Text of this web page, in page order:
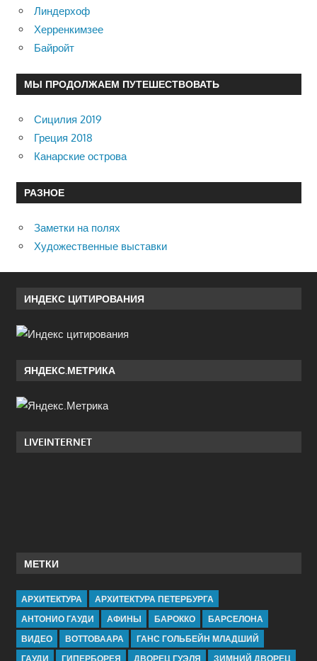
Линдерхоф
Херренкимзее
Байройт
МЫ ПРОДОЛЖАЕМ ПУТЕШЕСТВОВАТЬ
Сицилия 2019
Греция 2018
Канарские острова
РАЗНОЕ
Заметки на полях
Художественные выставки
ИНДЕКС ЦИТИРОВАНИЯ
ЯНДЕКС.МЕТРИКА
LIVEINTERNET
МЕТКИ
АРХИТЕКТУРА
АРХИТЕКТУРА ПЕТЕРБУРГА
АНТОНИО ГАУДИ
АФИНЫ БАРОККО
БАРСЕЛОНА
ВИДЕО
ВОТТОВААРА
ГАНС ГОЛЬБЕЙН МЛАДШИЙ
ГАУДИ
ГИПЕРБОРЕЯ ДВОРЕЦ ГУЭЛЯ ЗИМНИЙ ДВОРЕЦ